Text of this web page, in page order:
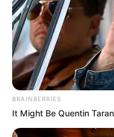
Al ver el tamaño
“chaviza” se
quincena. La turba
Empezó la
y patios traseros.
lacrimógeno para
BRAINBERRIES
It Might Be Quentin